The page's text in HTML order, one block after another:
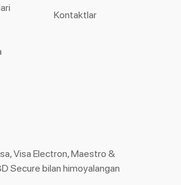
Kontaktlar
Visa Electron, Maestro &
Secure bilan himoyalangan